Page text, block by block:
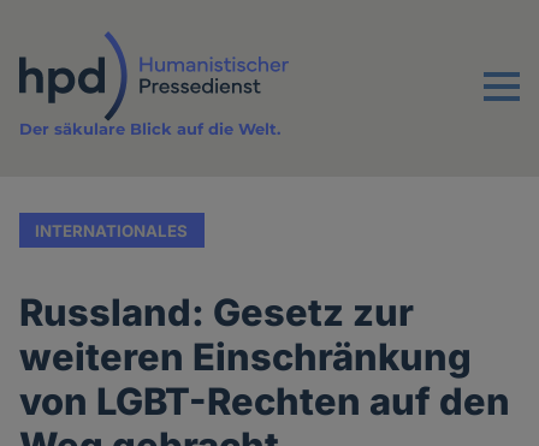
Inhalt
Menu
Der säkulare Blick auf die Welt.
INTERNATIONALES
Russland: Gesetz zur
weiteren Einschränkung
von LGBT-Rechten auf den